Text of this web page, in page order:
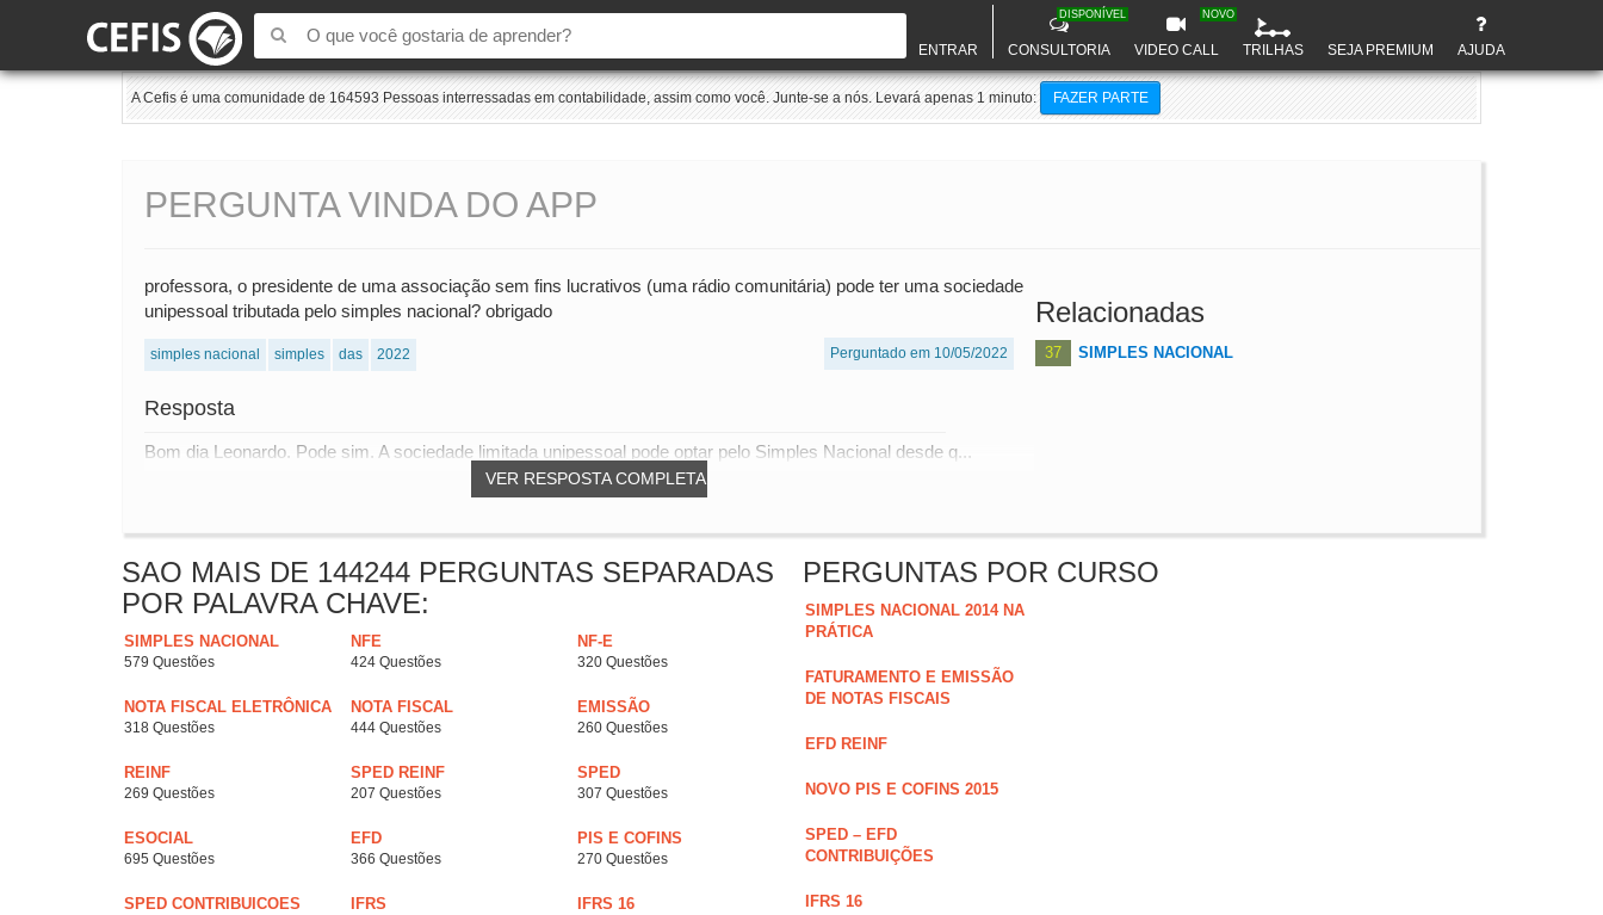
ENTRAR CONSULTORIA
DISPONÍVEL
VIDEO CALL
NOVO
TRILHAS SEJA PREMIUM AJUDA
A Cefis é uma comunidade de 164593 Pessoas interressadas em contabilidade, assim como você. Junte-se a nós. Levará apenas 1 minuto: FAZER PARTE
PERGUNTA VINDA DO APP
professora, o presidente de uma associação sem fins lucrativos (uma rádio comunitária) pode ter uma sociedade
unipessoal tributada pelo simples nacional? obrigado
simples nacional simples das 2022 Perguntado em 10/05/2022
Resposta
VER RESPOSTA COMPLETA
Bom dia Leonardo. Pode sim. A sociedade limitada unipessoal pode optar pelo Simples Nacional desde q...
Relacionadas
37 SIMPLES NACIONAL
SAO MAIS DE 144244 PERGUNTAS SEPARADAS
POR PALAVRA CHAVE:
SIMPLES NACIONAL
579 Questões
NFE
424 Questões
NF-E
320 Questões
NOTA FISCAL ELETRÔNICA
318 Questões
NOTA FISCAL
444 Questões
EMISSÃO
260 Questões
REINF
269 Questões
SPED REINF
207 Questões
SPED
307 Questões
ESOCIAL
695 Questões
EFD
366 Questões
PIS E COFINS
270 Questões
SPED CONTRIBUICOES IFRS IFRS 16
PERGUNTAS POR CURSO
SIMPLES NACIONAL 2014 NA
PRÁTICA
FATURAMENTO E EMISSÃO
DE NOTAS FISCAIS
EFD REINF
NOVO PIS E COFINS 2015
SPED – EFD
CONTRIBUIÇÕES
IFRS 16